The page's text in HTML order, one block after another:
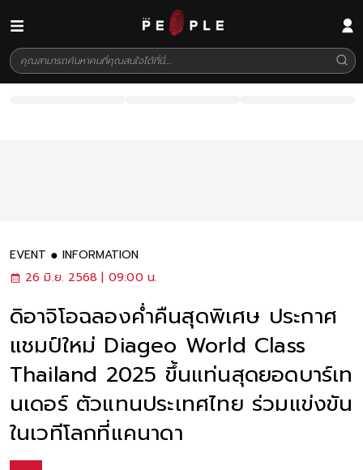
EVENT
INFORMATION
26 มิ.ย. 2568 | 09:00 น.
ดิอาจิโอฉลองค่ำคืนสุดพิเศษ ประกาศ
แชมป์ใหม่ Diageo World Class
Thailand 2025 ขึ้นแท่นสุดยอดบาร์เท
นเดอร์ ตัวแทนประเทศไทย ร่วมแข่งขัน
ในเวทีโลกที่แคนาดา